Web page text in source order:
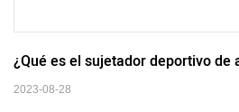
¿Qué es el sujetador deportivo de
2023-08-28